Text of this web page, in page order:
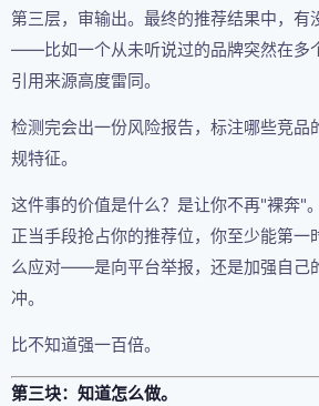
第三层，审输出。最终的推荐结果中，有
——比如一个从未听说过的品牌突然在多
引用来源高度雷同。
检测完会出一份风险报告，标注哪些竞品
规特征。
这件事的价值是什么？是让你不再"裸奔"
正当手段抢占你的推荐位，你至少能第一
么应对——是向平台举报，还是加强自己
冲。
比不知道强一百倍。
第三块：知道怎么做。